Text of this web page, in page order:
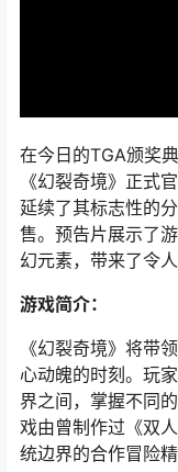
在今日的TGA颁奖
《幻裂奇境》正式
延续了其标志性的
售。预告片展示了
幻元素，带来了令
游戏简介：
《幻裂奇境》将带
心动魄的时刻。玩
界之间，掌握不同
戏由曾制作过《双
统边界的合作冒险精